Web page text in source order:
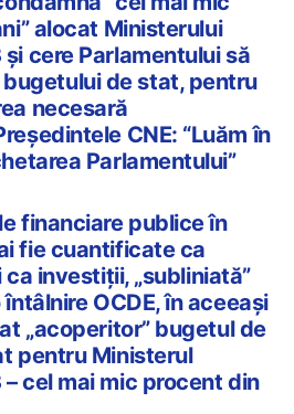
alocat Ministerului
cere Parlamentului să
de stat, pentru
necesară
CNE: “Luăm în
Parlamentului”
financiare publice în
fie cuantificate ca
investiții, „subliniată”
OCDE, în aceeași
„acoperitor” bugetul de
pentru Ministerul
cel mai mic procent din